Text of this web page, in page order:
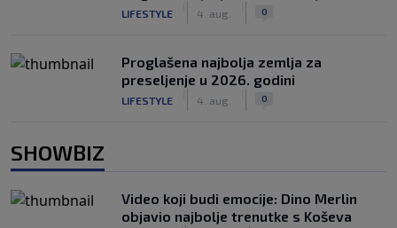
LIFESTYLE 4. aug. 0
Proglašena najbolja zemlja za
preseljenje u 2026. godini
LIFESTYLE 4. aug. 0
SHOWBIZ
Video koji budi emocije: Dino Merlin
objavio najbolje trenutke s Koševa